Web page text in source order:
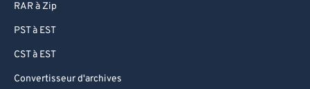
RAR à Zip
PST à EST
CST à EST
Convertisseur d'archives